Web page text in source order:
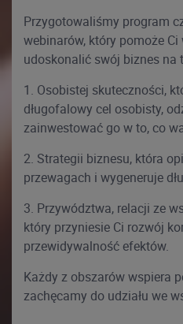
Przygotowaliśmy program
webinarów, który pomoże
udoskonalić swój biznes na
1. Osobistej skuteczności,
długofalowy cel osobisty,
zainwestować go w to, co
2. Strategii biznesu, która
przewagach i wygeneruje
3. Przywództwa, relacji ze
który przyniesie Ci rozwój
przewidywalność efektów.
Każdy z obszarów wspiera
zachęcamy do udziału we